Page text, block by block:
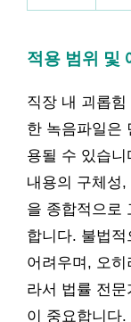
적용 범위 및
직장 내 괴롭
한 녹음파일은
용될 수 있습
내용의 구체성
을 종합적으로
합니다. 불법적
어려우며, 오
라서 법률 전
이 중요합니다.